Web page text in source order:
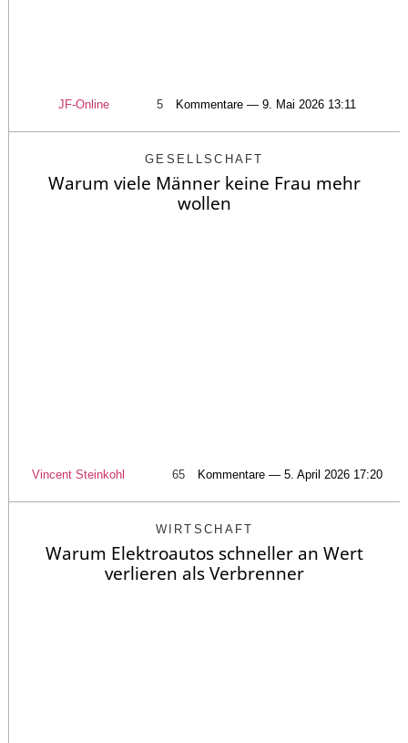
JF-Online 5 Kommentare — 9. Mai 2026 13:11
GESELLSCHAFT
Warum viele Männer keine Frau mehr
wollen
Vincent Steinkohl 65 Kommentare — 5. April 2026 17:20
WIRTSCHAFT
Warum Elektroautos schneller an Wert
verlieren als Verbrenner